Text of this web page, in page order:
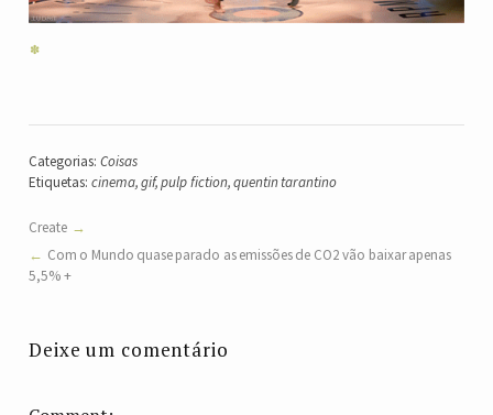
Categorias: Coisas
Etiquetas: cinema,gif,pulp fiction,quentin tarantino
Create
Com o Mundo quase parado as emissões de CO2 vão baixar apenas
5,5% +
Deixe um comentário